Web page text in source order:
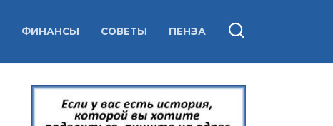
ФИНАНСЫ СОВЕТЫ ПЕНЗА